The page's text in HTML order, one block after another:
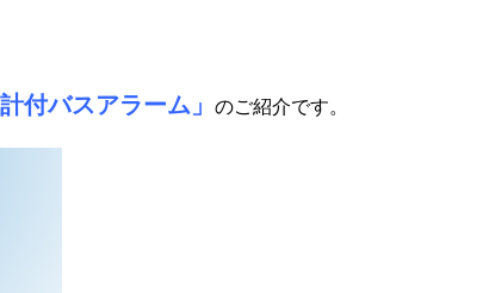
付バスアラーム」 のご紹介です。